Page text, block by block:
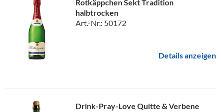
Rotkäppchen Sekt Tradition
halbtrocken
Art.-Nr.: 50172
Details anzeigen
Drink-Pray-Love Quitte & Verbene